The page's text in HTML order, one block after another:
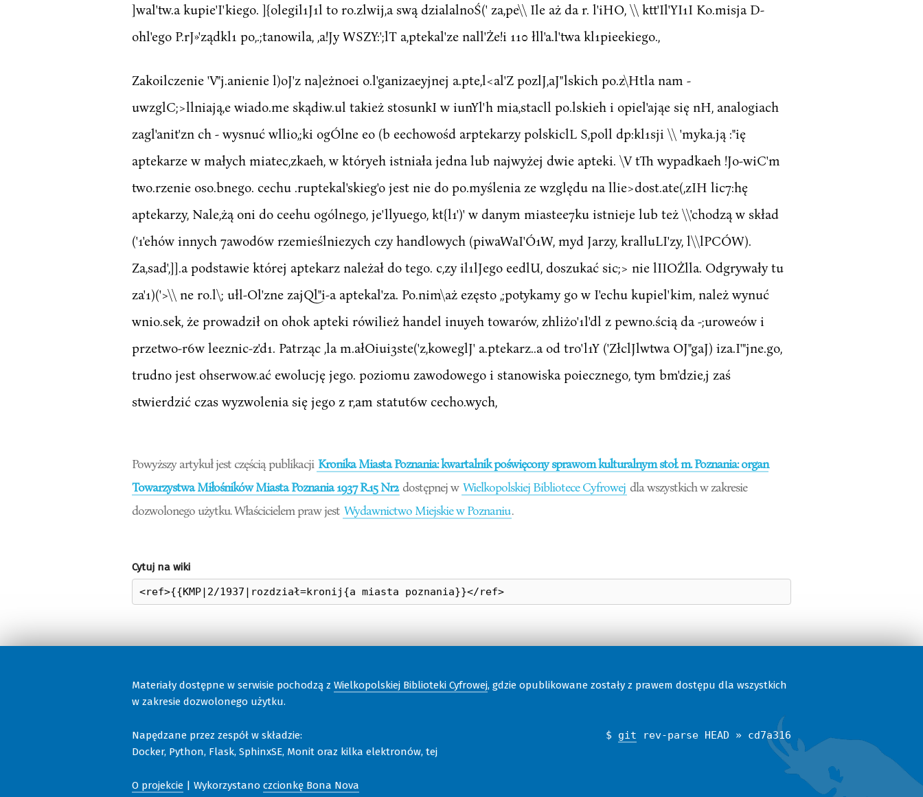
]wal'tw.a kupie'I'kiego. ]{olegil1J1l to ro.zlwij,a swą dzialalnoŚ(' za,pe\\ Ile aż da r. l'iHO, \\ ktt'Il'YI1I Ko.misja D-
ohl'ego P.rJ»'ządkl1 po,.;tanowila, ,a!Jy WSZY:';lT a,ptekal'ze nall'Że!i 110 łll'a.l'twa kl1pieekiego.,
Zakoilczenie 'V"j.anienie l)oJ'z na]eżnoei o.l'ganizaeyjnej a.pte,l<al'Z pozlJ,aJ"lskich po.z\Htla nam -
uwzglC;>llniają,e wiado.me skądiw.ul takież stosunkI w iunYl'h mia,stacll po.lskieh i opiel'ająe się nH, analogiach
zagl'anit'zn ch - wysnuć wllio,;ki ogÓlne eo (b eechowośd arptekarzy polskiclL S,poll dp:kl1sji \\ 'myka.ją :"ię
aptekarze w małych miatec,zkaeh, w któryeh istniała jedna lub najwyżej dwie apteki. \V tTh wypadkaeh !Jo-wiC'm
two.rzenie oso.bnego. cechu .ruptekal'skieg'o jest nie do po.myślenia ze względu na llie>dost.ate(,zIH lic7:hę
aptekarzy, Nale,żą oni do ceehu ogólnego, je'llyuego, kt{l1')' w danym miastee7ku istnieje lub też \\'chodzą w skład
('1'ehów innych 7awod6w rzemieślniezych czy handlowych (piwaWaI'Ó1W, myd Jarzy, kralluLI'zy, l\\lPCÓW).
Za,sad',]].a podstawie której aptekarz należał do tego. c,zy il1lJego eedlU, doszukać sic;> nie lIIOŻlla. Odgrywały tu
za'1)('>\\ ne ro.l\; ułl-Ol'zne zajQl"i-a aptekal'za. Po.nim\aż ezęsto ,;potykamy go w I'echu kupiel'kim, należ wynuć
wnio.sek, że prowadził on ohok apteki rówilież handel inuyeh towarów, zhliżo'1l'dl z pewno.ścią da -;uroweów i
przetwo-r6w leeznic-z'd1. Patrząc ,la m.ałOiui3ste('z,koweglJ' a.ptekarz..a od tro'l1Y ('ZłclJlwtwa OJ"gaJ) iza.I'"jne.go,
trudno jest ohserwow.ać ewolucję jego. poziomu zawodowego i stanowiska poiecznego, tym bm'dzie,j zaś
stwierdzić czas wyzwolenia się jego z r,am statut6w cecho.wych,
Powyższy artykuł jest częścią publikacji Kronika Miasta Poznania: kwartalnik poświęcony sprawom kulturalnym stoł. m. Poznania: organ
Towarzystwa Miłośników Miasta Poznania 1937 R.15 Nr2 dostępnej w Wielkopolskiej Bibliotece Cyfrowej dla wszystkich w zakresie
dozwolonego użytku. Właścicielem praw jest Wydawnictwo Miejskie w Poznaniu.
Cytuj na wiki
Materiały dostępne w serwisie pochodzą z Wielkopolskiej Biblioteki Cyfrowej, gdzie opublikowane zostały z prawem dostępu dla wszystkich
w zakresie dozwolonego użytku.
Napędzane przez zespół w składzie:
Docker, Python, Flask, SphinxSE, Monit oraz kilka elektronów, tej
$ git rev-parse HEAD » cd7a316
O projekcie | Wykorzystano czcionkę Bona Nova